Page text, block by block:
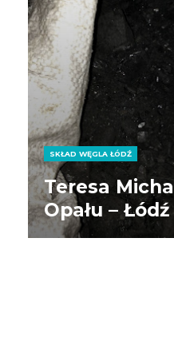
SKŁAD WĘGLA ŁÓDŹ
Teresa
Opału – Łódź